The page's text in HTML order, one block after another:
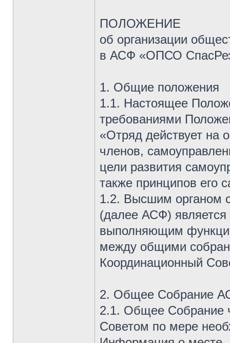
ПОЛОЖЕНИЕ
об организации
в АСФ «ОПСО
1. Общие положения
1.1. Настоящее
требованиями
«Отряд действует на
членов,
цели развития
также принципов его
1.2. Высшим органом
(далее АСФ)
выполняющим
между общими
Координационный
2. Общее Собрание
2.1. Общее Собрание
Советом по мере